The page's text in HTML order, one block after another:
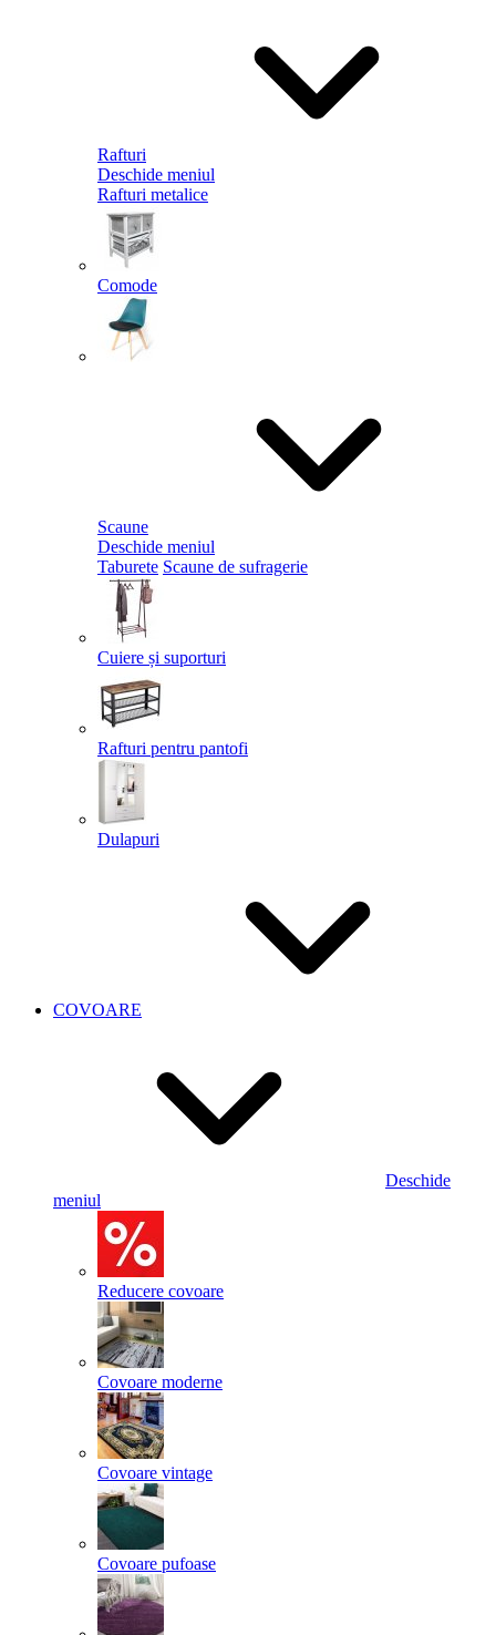
Rafturi
Deschide meniul
Rafturi metalice
Comode
Scaune
Deschide meniul
Taburete Scaune de sufragerie
Cuiere și suporturi
Rafturi pentru pantofi
Dulapuri
COVOARE
Deschide
meniul
Reducere covoare
Covoare moderne
Covoare vintage
Covoare pufoase